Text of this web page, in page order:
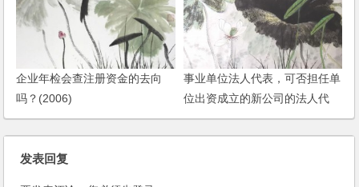
企业年检会查注册资金的去向
吗？(2006)
事业单位法人代表，可否担任单
位出资成立的新公司的法人代
表？
发表回复